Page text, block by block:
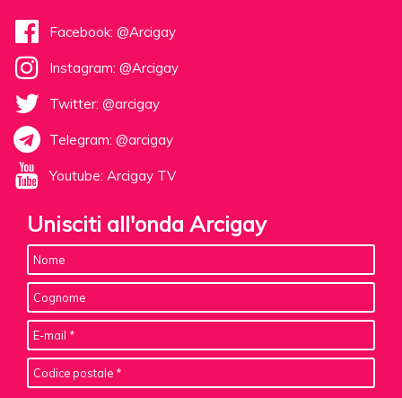
Facebook: @Arcigay
Instagram: @Arcigay
Twitter: @arcigay
Telegram: @arcigay
Youtube: Arcigay TV
Unisciti all'onda Arcigay